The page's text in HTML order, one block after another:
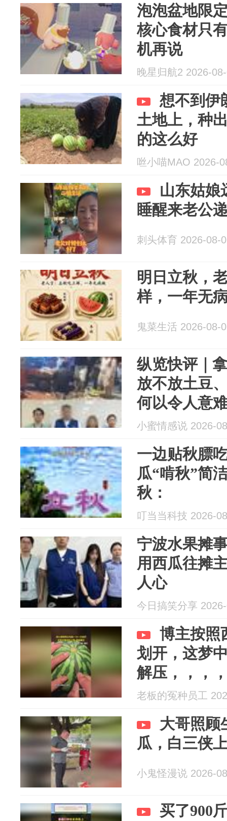
泡泡盆地限
核心食材只
机再说
晚星归航2 2026-
想不到伊
土地上，种
的这么好
咝小喵MAO 2026-
山东姑娘
睡醒来老公
刺头体育 2026-08-
明日立秋，
样，一年无
鬼菜生活 2026-08-
纵览快评｜
放不放土豆
何以令人意
小蜜情感说 2026-
一边贴秋膘
瓜“啃秋”简
秋：
叮当当科技 2026-
宁波水果摊
用西瓜往摊
人心
今日搞笑分享
博主按照
划开，这梦
解压，，，
老板的冤种员工
大哥照顾
瓜，白三侠
小鬼怪漫说 2026-
买了900